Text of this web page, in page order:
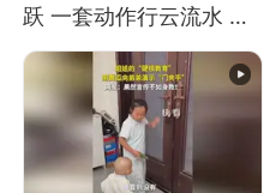
跃 一套动作行云流水 节
奏感拉满 网友：怎么做
到又舞又武的？